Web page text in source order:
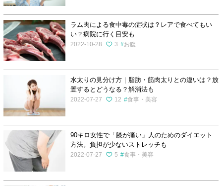
ラム肉による食中毒の症状は？レアで食べてもい
い？病院に行く目安も
2022-10-28 3 お腹
水太りの見分け方｜脂肪・筋肉太りとの違いは？放
置するとどうなる？解消法も
2022-07-27 12 食事・美容
90キロ女性で「膝が痛い」人のためのダイエット
方法。負担が少ないストレッチも
2022-07-27 5 食事・美容